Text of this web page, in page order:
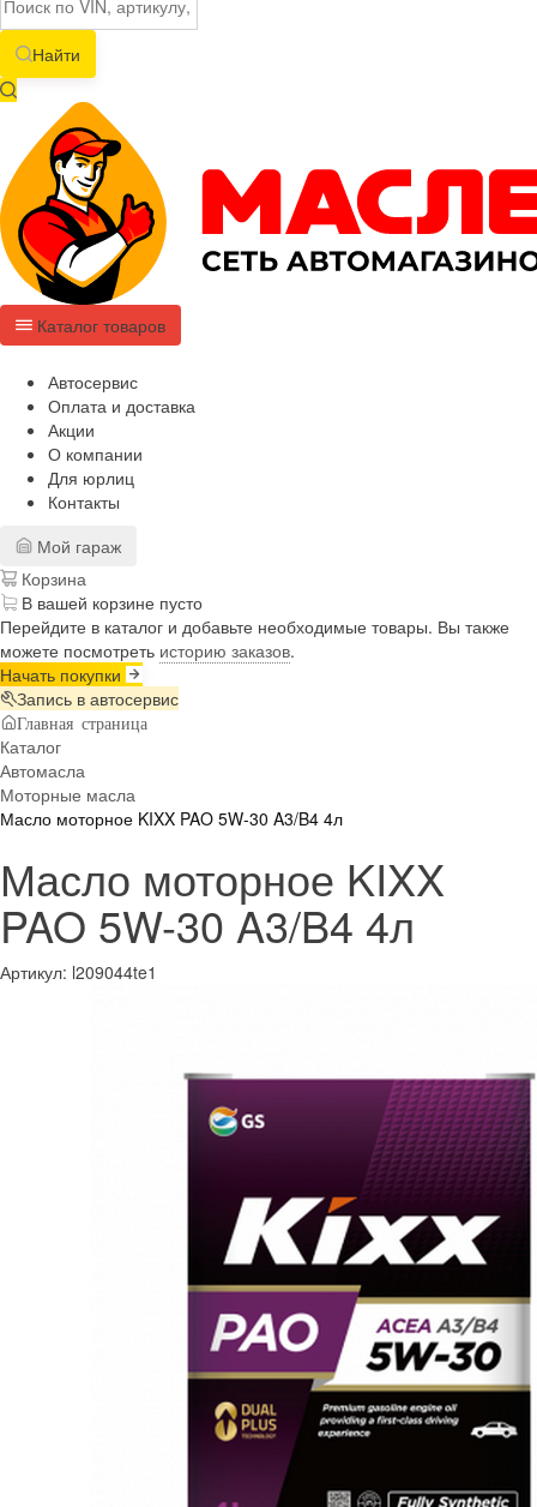
Найти
Каталог товаров
Автосервис
Оплата и доставка
Акции
О компании
Для юрлиц
Контакты
Мой гараж
Корзина
В вашей корзине пусто
Перейдите в каталог и добавьте необходимые товары. Вы также
можете посмотреть историю заказов.
Начать покупки
Запись в автосервис
Главная страница
Каталог
Автомасла
Моторные масла
Масло моторное KIXX PAO 5W-30 A3/B4 4л
Масло моторное KIXX
PAO 5W-30 A3/B4 4л
Артикул: l209044te1